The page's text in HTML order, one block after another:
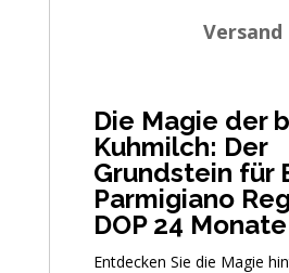
Versand
Die Magie der
Kuhmilch: Der
Grundstein für
Parmigiano
DOP 24 Monate
Entdecken Sie die Magie